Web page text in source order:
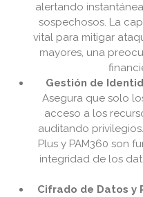
alertando
sospechosos. La
vital para mitigar
mayores, una
Gestión de
Asegura que solo
acceso a los
auditando
Plus y PAM360 son
integridad de los
Cifrado de Datos y